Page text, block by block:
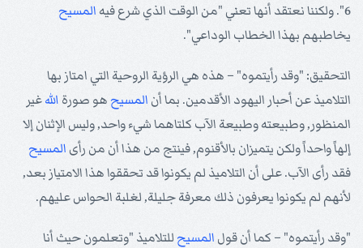
6". ولكننا نعتقد أنها تعني "من الوقت الذي شرع فيه
المسيح
يخاطبهم بهذا الخطاب الوداعي".
التحقيق: "وقد رأيتموه" – هذه هي الرؤية الروحية التي امتاز بها
التلاميذ عن أحبار اليهود الأقدمين. بما أن المسيح هو صورة اللهغير
المنظور, وطبيعته وطبيعة الآب كلتاهما شيء واحد, وليس الإثنان إلا
إلهاً واحداً ولكن يتميزان بالأقنوم, فينتج من هذا أن من رأىالمسيح
فقد رأى الآب. على أن التلاميذ لم يكونوا قد تحققوا هذا الامتياز بعد,
لأنهم لم يكونوا يعرفون ذلك معرفة جليلة, لغلبة الحواس عليهم.
"وقد رأيتموه" – كما أن قول المسيح للتلاميذ "وتعلمون حيث أنا